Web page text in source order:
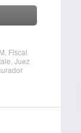
Fiscal
Juez